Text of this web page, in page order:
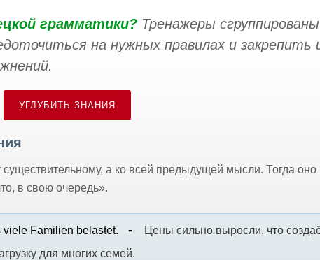
грамматики? Тренажеры
на нужных правилах и закрепить
УГЛУБИТЬ ЗНАНИЯ
существительному, а ко всей предыдущей мысли. Тогда оно
в свою очередь».
Familien belastet.
Цены сильно выросли, что
для многих семей.